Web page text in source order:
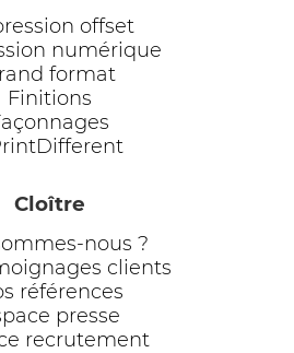
offset
numérique
format
Finitions
Cloître
nous ?
clients
références
presse
recrutement